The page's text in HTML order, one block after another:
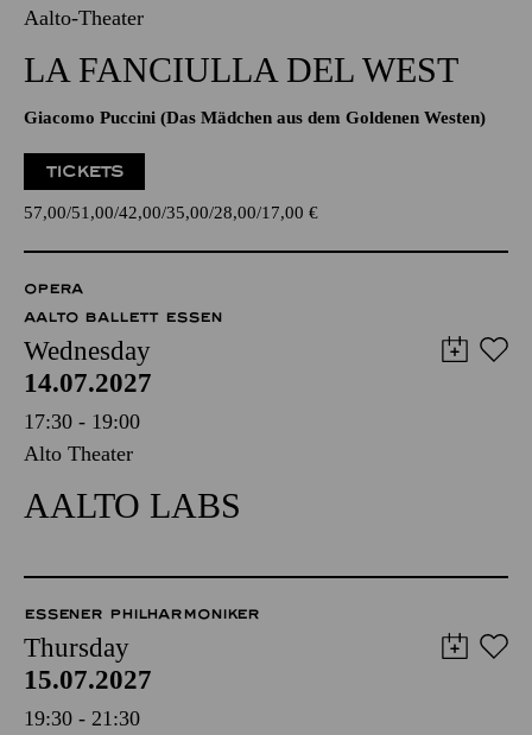
Aalto-Theater
LA FANCIULLA DEL WEST
Giacomo Puccini (Das Mädchen aus dem Goldenen Westen)
TICKETS
57,00 51,00 42,00 35,00 28,00 17,00 €
OPERA
AALTO BALLETT ESSEN
Wednesday
14.07.2027
17:30 - 19:00
Alto Theater
AALTO LABS
ESSENER PHILHARMONIKER
Thursday
15.07.2027
19:30 - 21:30